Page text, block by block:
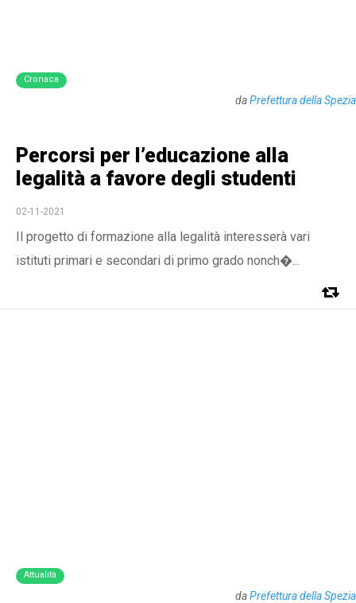
Cronaca
daPrefettura della Spezia
Percorsi per l’educazione alla
legalità a favore degli studenti
02-11-2021
Il progetto di formazione alla legalità interesserà vari
istituti primari e secondari di primo grado nonch�...
Attualità
daPrefettura della Spezia